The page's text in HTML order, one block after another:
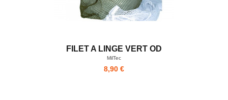
FILET A LINGE VERT OD
MilTec
8,90 €